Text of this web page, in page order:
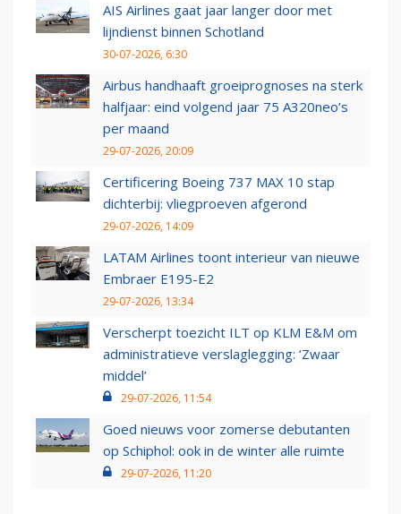
AIS Airlines gaat jaar langer door met
lijndienst binnen Schotland
30-07-2026, 6:30
Airbus handhaaft groeiprognoses na sterk
halfjaar: eind volgend jaar 75 A320neo’s
per maand
29-07-2026, 20:09
Certificering Boeing 737 MAX 10 stap
dichterbij: vliegproeven afgerond
29-07-2026, 14:09
LATAM Airlines toont interieur van nieuwe
Embraer E195-E2
29-07-2026, 13:34
Verscherpt toezicht ILT op KLM E&M om
administratieve verslaglegging: ‘Zwaar
middel’
29-07-2026, 11:54
Goed nieuws voor zomerse debutanten
op Schiphol: ook in de winter alle ruimte
29-07-2026, 11:20